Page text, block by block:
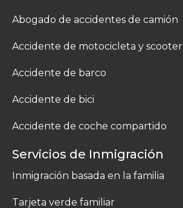
Abogado de accidentes de camión
Accidente de motocicleta y scooter
Accidente de barco
Accidente de bici
Accidente de coche compartido
Servicios de Inmigración
Inmigración basada en la familia
Tarjeta verde familiar